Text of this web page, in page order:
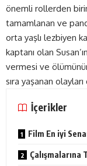
önemli rollerden
tamamlanan ve
orta yaşlı lezbiyen
kaptanı olan
vermesi ve
sıra yaşanan olayları
İçerikler
Film En iyi